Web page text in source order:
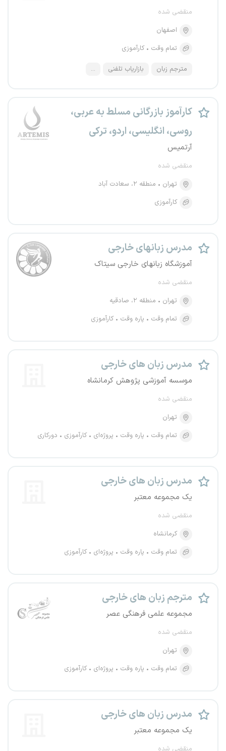
منقضی شده
اصفهان
تمام وقت
کارآموزی
مترجم زبان بازاریاب تلفنی ...
کارآموز بازرگانی مسلط به عربی،
روسی، انگلیسی، اردو، ترکی
آرتمیس
منقضی شده
تهران
منطقه ۲، سعادت آباد
کارآموزی
مدرس زبانهای خارجی
آموزشگاه زبانهای خارجی سیتاک
منقضی شده
تهران
منطقه ۲، صادقیه
تمام وقت
پاره وقت کارآموزی
مدرس زبان های خارجی
موسسه آموزشی پژوهش کرمانشاه
منقضی شده
تهران
تمام وقت
پاره وقت پروژه‌ای کارآموزی دورکاری
مدرس زبان های خارجی
یک مجموعه معتبر
منقضی شده
کرمانشاه
تمام وقت
پاره وقت پروژه‌ای کارآموزی
مترجم زبان های خارجی
مجموعه علمی فرهنگی عصر
منقضی شده
تهران
تمام وقت
پاره وقت پروژه‌ای کارآموزی
مدرس زبان های خارجی
یک مجموعه معتبر
منقضی شده